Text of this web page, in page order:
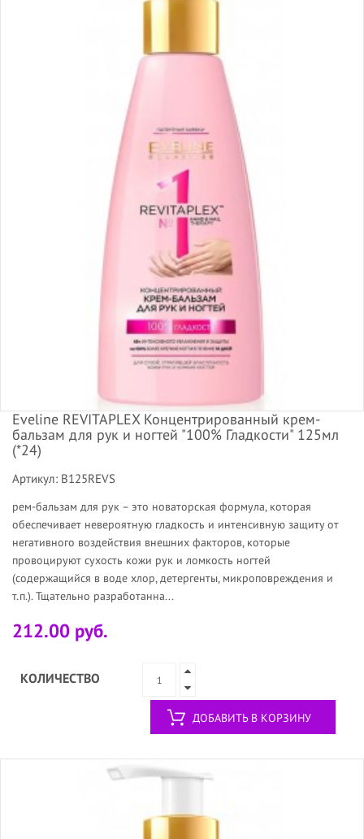
Eveline REVITAPLEX Концентрированный крем-
бальзам для рук и ногтей "100% Гладкости" 125мл
(*24)
Артикул: B125REVS
рем-бальзам для рук – это новаторская формула, которая
обеспечивает невероятную гладкость и интенсивную защиту от
негативного воздействия внешних факторов, которые
провоцируют сухость кожи рук и ломкость ногтей
(содержащийся в воде хлор, детергенты, микроповреждения и
т.п.). Тщательно разработанна...
212.00 руб.
КОЛИЧЕСТВО
ДОБАВИТЬ В КОРЗИНУ